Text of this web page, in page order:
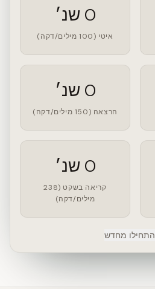
0 שנ׳
איטי (100 מילים/דקה)
0 שנ׳
הרצאה (150 מילים/דקה)
0 שנ׳
קריאה בשקט (238
מילים/דקה)
התחילו מחדש